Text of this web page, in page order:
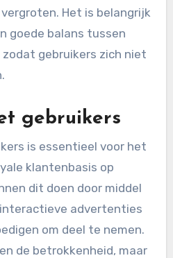
Het is belangrijk
goede balans tussen
gebruikers zich niet
gebruikers
is essentieel voor het
klantenbasis op
dit doen door middel
advertenties
om deel te nemen.
de betrokkenheid, maar